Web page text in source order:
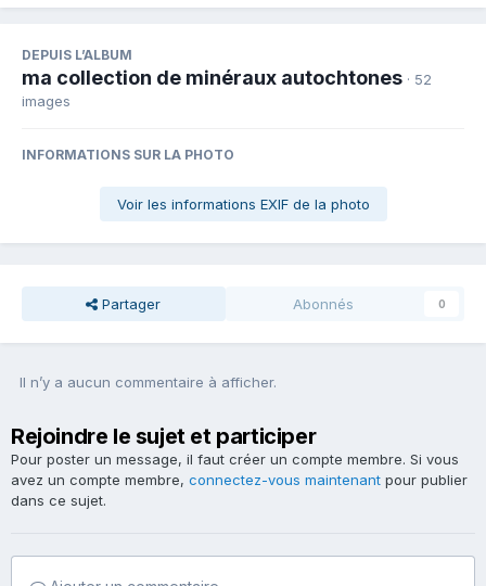
DEPUIS L’ALBUM
ma collection de minéraux autochtones · 52
images
INFORMATIONS SUR LA PHOTO
Voir les informations EXIF de la photo
Partager Abonnés 0
Il n’y a aucun commentaire à afficher.
Rejoindre le sujet et participer
Pour poster un message, il faut créer un compte membre. Si vous
avez un compte membre, connectez-vous maintenant pour publier
dans ce sujet.